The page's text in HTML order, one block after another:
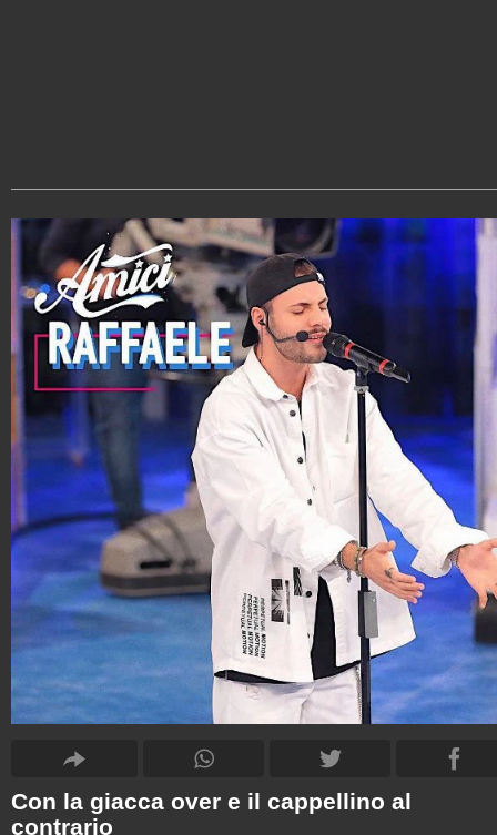
Con la giacca over e il cappellino al
contrario